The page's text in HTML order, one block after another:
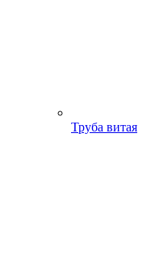
Труба витая